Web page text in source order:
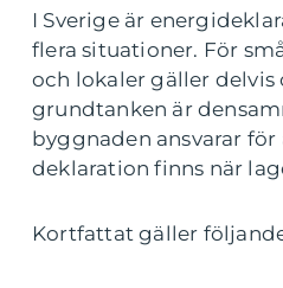
I Sverige är
flera situationer. För
och lokaler gäller delvis
grundtanken är
byggnaden ansvarar
deklaration finns när
Kortfattat gäller